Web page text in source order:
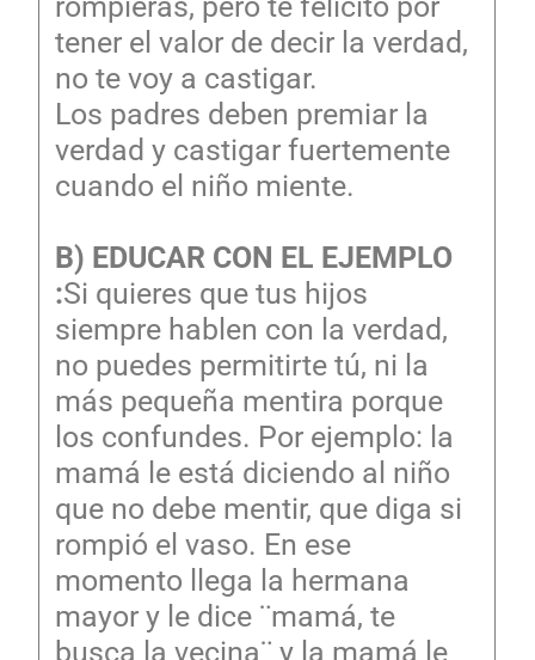
tener el valor de decir la verdad,
no te voy a castigar.
Los padres deben premiar la
verdad y castigar fuertemente
cuando el niño miente.
B) EDUCAR CON EL EJEMPLO
:Si quieres que tus hijos
siempre hablen con la verdad,
no puedes permitirte tú, ni la
más pequeña mentira porque
los confundes. Por ejemplo: la
mamá le está diciendo al niño
que no debe mentir, que diga si
rompió el vaso. En ese
momento llega la hermana
mayor y le dice ¨mamá, te
busca la vecina¨ y la mamá le